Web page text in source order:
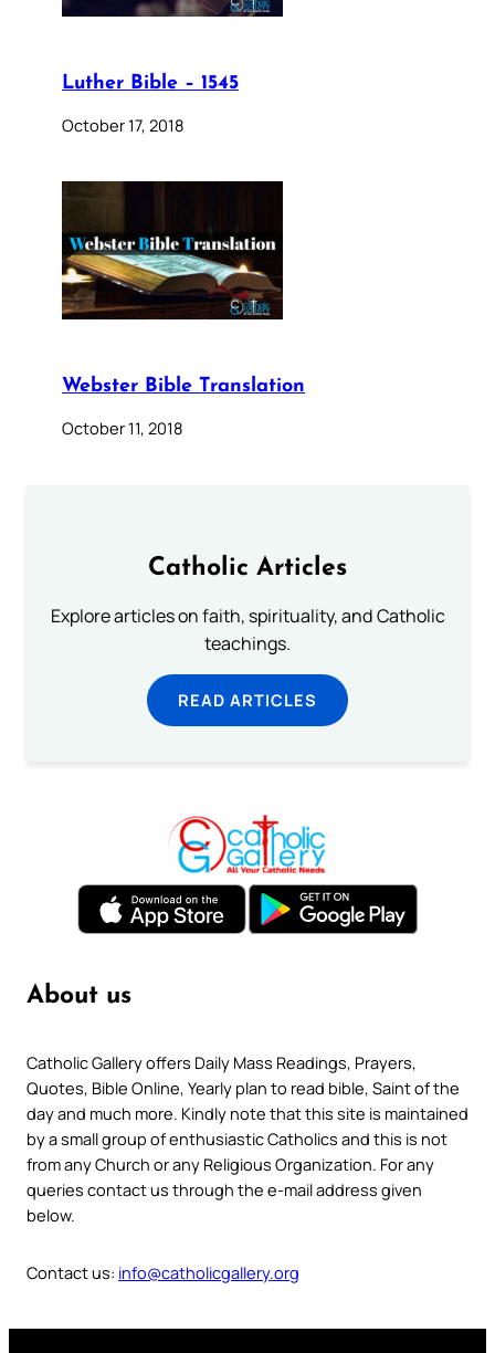
Luther Bible – 1545
October 17, 2018
Webster Bible Translation
October 11, 2018
Catholic Articles
Explore articles on faith, spirituality, and Catholic
teachings.
READ ARTICLES
About us
Catholic Gallery offers Daily Mass Readings, Prayers,
Quotes, Bible Online, Yearly plan to read bible, Saint of the
day and much more. Kindly note that this site is maintained
by a small group of enthusiastic Catholics and this is not
from any Church or any Religious Organization. For any
queries contact us through the e-mail address given
below.
Contact us: info@catholicgallery.org